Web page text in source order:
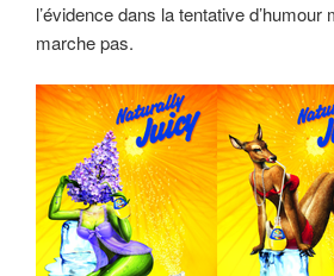
l’évidence dans la tentative
marche pas.